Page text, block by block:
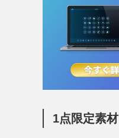
1点限定素材